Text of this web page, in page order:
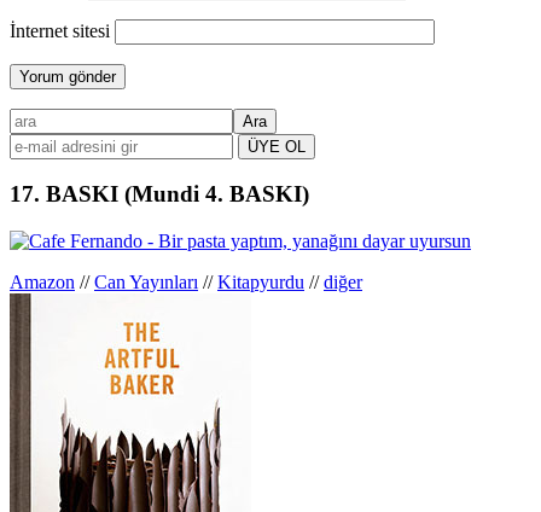
İnternet sitesi
Birincil
kenar
çubuğu
ara
17. BASKI (Mundi 4. BASKI)
Amazon //Can Yayınları //Kitapyurdu //diğer